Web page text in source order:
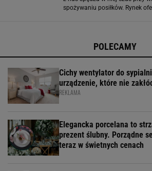
spożywaniu posiłków. Rynek
POLECAMY
Cichy wentylator do
urządzenie, które nie
REKLAMA
Elegancka porcelana to
prezent ślubny. Porządne
teraz w świetnych cenach